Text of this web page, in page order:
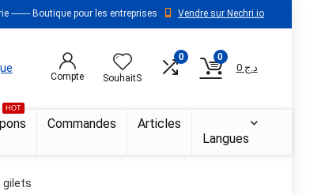
-------- Boutique pour les entreprises Vendre sur Nechri.io
Compte SouhaitS
0 0
د.ج 0
HOT
Commandes
Articles
Langues
gilets